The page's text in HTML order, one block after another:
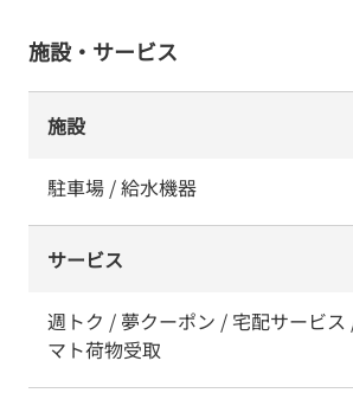
施設・サービス
施設
駐車場 / 給水機器
サービス
週トク / 夢クーポン / 宅配サービ
マト荷物受取